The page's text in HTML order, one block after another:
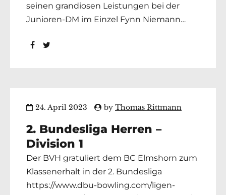
seinen grandiosen Leistungen bei der
Junioren-DM im Einzel Fynn Niemann
Paul Sullivan Purps. Das 2. Spiel verlor Fynn
24. April 2023 by Thomas Rittmann
2. Bundesliga Herren –
Division 1
Der BVH gratuliert dem BC Elmshorn zum
Klassenerhalt in der 2. Bundesliga
https://www.dbu-bowling.com/ligen-